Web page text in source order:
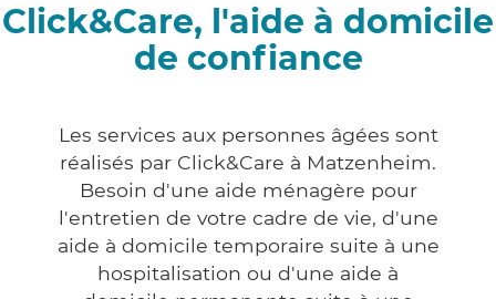
Click&Care, l'aide à domicile
de confiance
Les services aux personnes âgées sont
réalisés par Click&Care à Matzenheim.
Besoin d'une aide ménagère pour
l'entretien de votre cadre de vie, d'une
aide à domicile temporaire suite à une
hospitalisation ou d'une aide à